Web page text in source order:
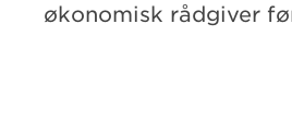
økonomisk rådgiver